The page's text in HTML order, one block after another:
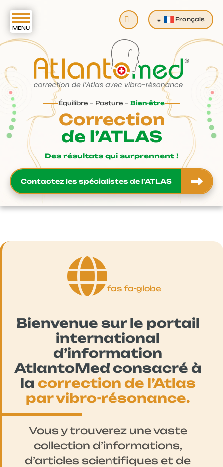
Équilibre – Posture – Bien-être
Correction
de l’ATLAS
Des résultats qui surprennent !
Contactez les spécialistes de l’ATLAS
Rechercher Français
fas fa-globe
Bienvenue sur le portail
international
d’information
AtlantoMed consacré à
la correction de l’Atlas
par vibro-résonance.
Vous y trouverez une vaste
collection d’informations,
d’articles scientifiques et de